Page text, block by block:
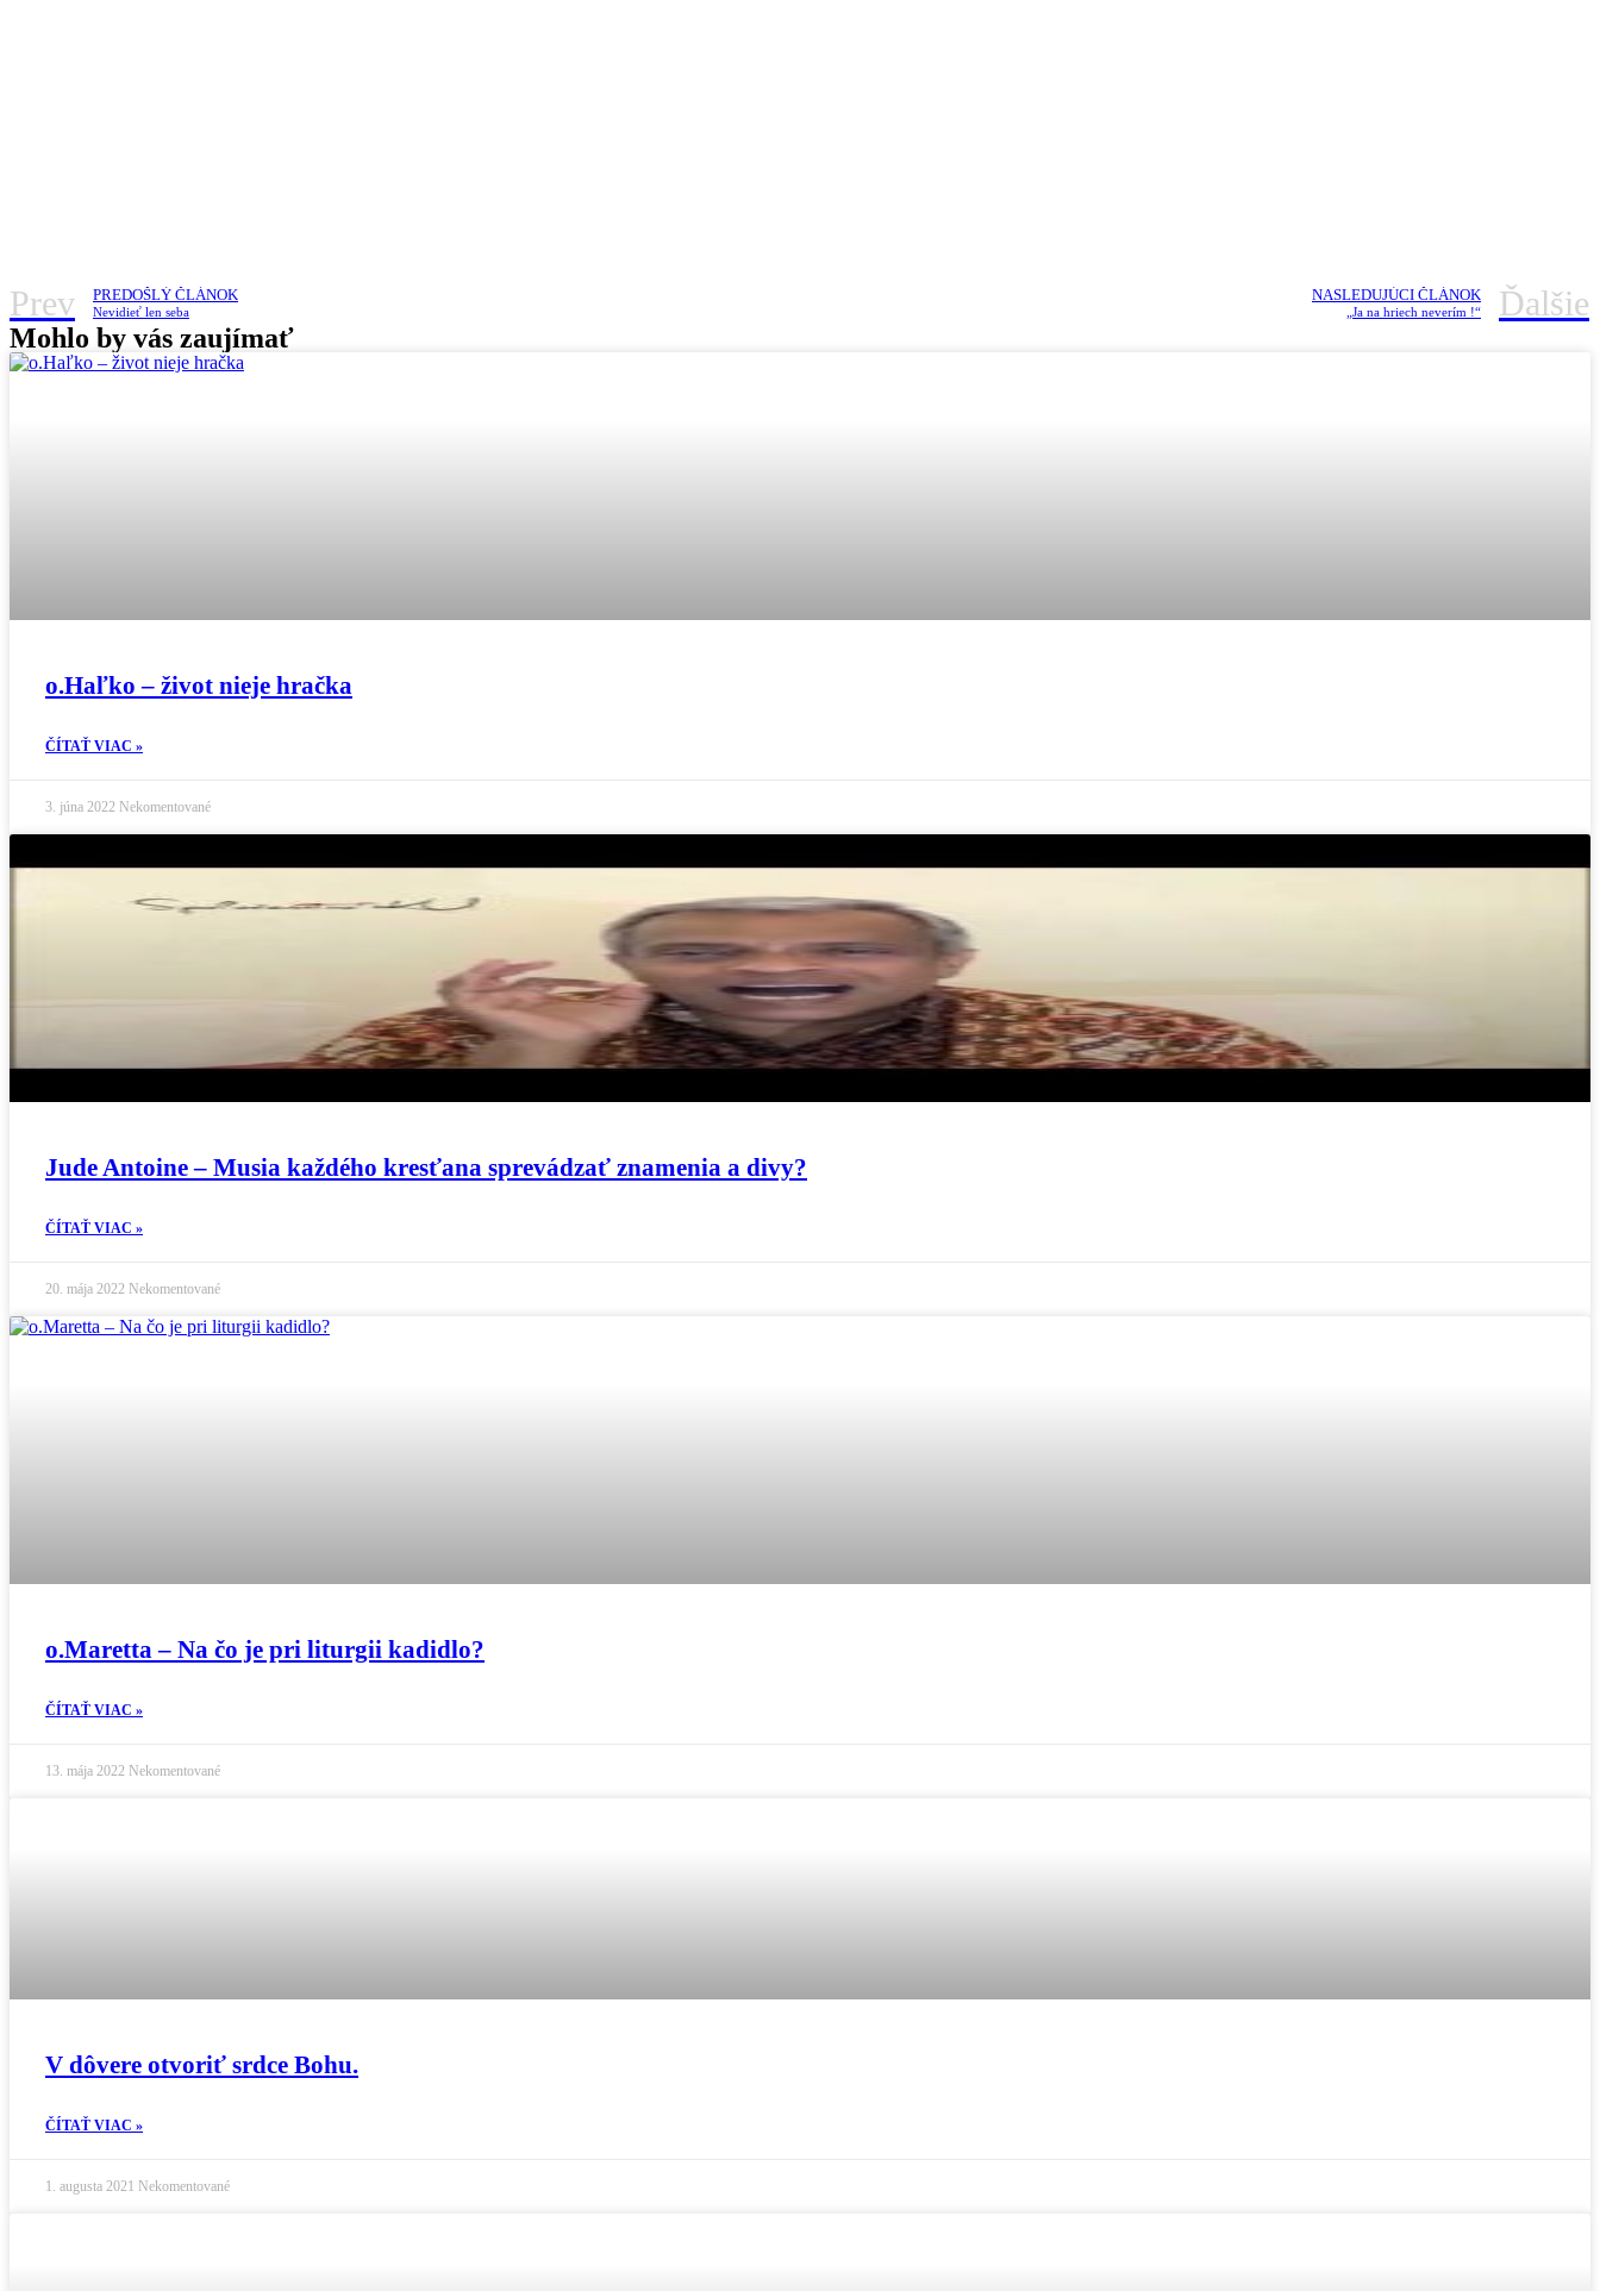
Prev PREDOŠLÝ ČLÁNOK
Nevidieť len seba
NASLEDUJÚCI ČLÁNOK
„Ja na hriech neverím !“ Ďalšie
Mohlo by vás zaujímať
o.Haľko – život nieje hračka
ČÍTAŤ VIAC »
3. júna 2022 Nekomentované
Jude Antoine – Musia každého kresťana sprevádzať znamenia a divy?
ČÍTAŤ VIAC »
20. mája 2022 Nekomentované
o.Maretta – Na čo je pri liturgii kadidlo?
ČÍTAŤ VIAC »
13. mája 2022 Nekomentované
V dôvere otvoriť srdce Bohu.
ČÍTAŤ VIAC »
1. augusta 2021 Nekomentované